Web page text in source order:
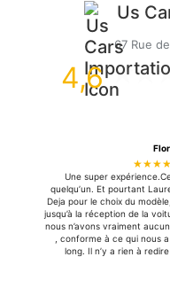
Us
67 Rue
4,6
Une super
quelqu’un. Et pourtant
Deja pour le choix du
jusqu’à la réception de la
nous n’avons vraiment
, conforme à ce qui nous
long. Il n’y a rien à